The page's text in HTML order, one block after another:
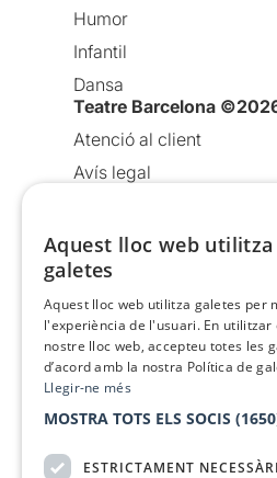
Humor
Infantil
Dansa
Teatre Barcelona
Atenció al client
Avís legal
Política de cookies
Condicions d’ús
Comunicacions
Anuncia’t
Vull rebre la
Aquest lloc web utilitza
galetes
Aquest lloc web utilitza galetes per
l'experiència de l'usuari. En utilitzar
nostre lloc web, accepteu totes les
d’acord amb la nostra Política de
Llegir-ne més
MOSTRA TOTS ELS SOCIS
ESTRICTAMENT